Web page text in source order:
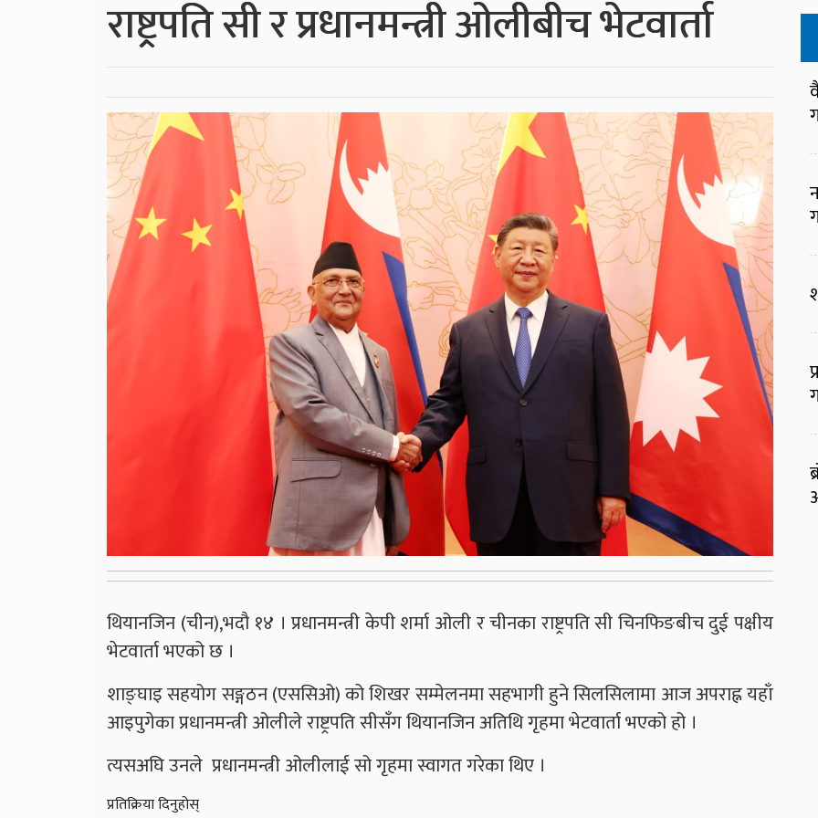
राष्ट्रपति सी र प्रधानमन्त्री ओलीबीच भेटवार्ता
थियानजिन (चीन),भदौ १४ । प्रधानमन्त्री केपी शर्मा ओली र चीनका राष्ट्रपति सी चिनफिङबीच दुई पक्षीय
भेटवार्ता भएको छ ।
शाङ्घाइ सहयोग सङ्गठन (एससिओ) को शिखर सम्मेलनमा सहभागी हुने सिलसिलामा आज अपराह्न यहाँ
आइपुगेका प्रधानमन्त्री ओलीले राष्ट्रपति सीसँग थियानजिन अतिथि गृहमा भेटवार्ता भएको हो ।
त्यसअघि उनले प्रधानमन्त्री ओलीलाई सो गृहमा स्वागत गरेका थिए ।
प्रतिक्रिया दिनुहोस्